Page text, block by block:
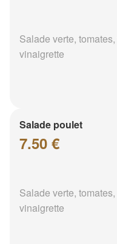
Salade verte,
vinaigrette
Salade poulet
7.50 €
Salade verte,
vinaigrette